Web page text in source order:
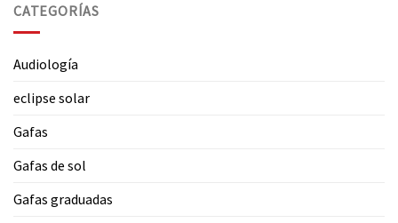
CATEGORÍAS
Audiología
eclipse solar
Gafas
Gafas de sol
Gafas graduadas